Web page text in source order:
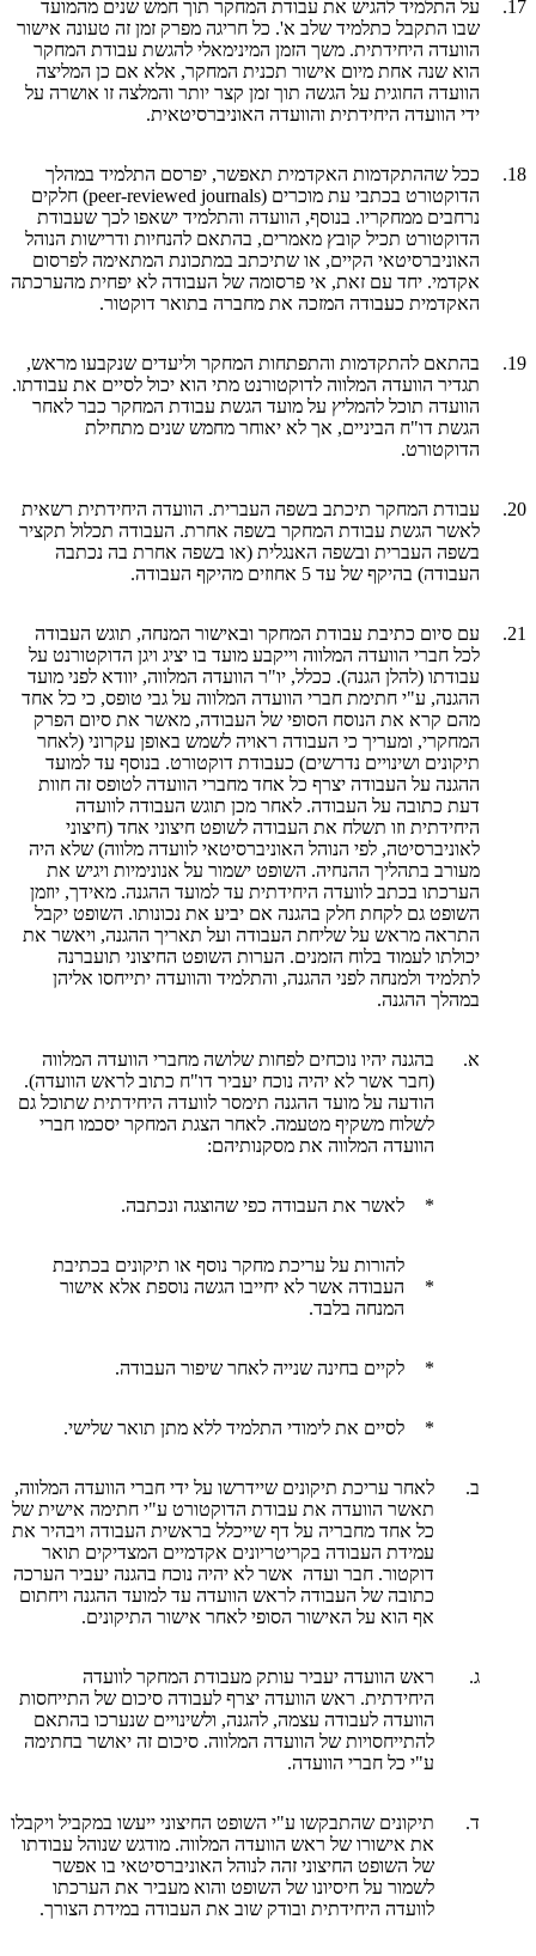
17.
על התלמיד להגיש את עבודת המחקר תוך חמש שנים מהמועד
שבו התקבל כתלמיד שלב א'. כל חריגה מפרק זמן זה טעונה אישור
הוועדה היחידתית. משך הזמן המינימאלי להגשת עבודת המחקר
הוא שנה אחת מיום אישור תכנית המחקר, אלא אם כן המליצה
הוועדה החוגית על הגשה תוך זמן קצר יותר והמלצה זו אושרה על
ידי הוועדה היחידתית והוועדה האוניברסיטאית.
18.
ככל שההתקדמות האקדמית תאפשר, יפרסם התלמיד במהלך
הדוקטורט בכתבי עת מוכרים (peer-reviewed journals) חלקים
נרחבים ממחקריו. בנוסף, הוועדה והתלמיד ישאפו לכך שעבודת
הדוקטורט תכיל קובץ מאמרים, בהתאם להנחיות ודרישות הנוהל
האוניברסיטאי הקיים, או שתיכתב במתכונת המתאימה לפרסום
אקדמי. יחד עם זאת, אי פרסומה של העבודה לא יפחית מהערכתה
האקדמית כעבודה המזכה את מחברה בתואר דוקטור.
19.
בהתאם להתקדמות והתפתחות המחקר וליעדים שנקבעו מראש,
תגדיר הוועדה המלווה לדוקטורנט מתי הוא יכול לסיים את עבודתו.
הוועדה תוכל להמליץ על מועד הגשת עבודת המחקר כבר לאחר
הגשת דו"ח הביניים, אך לא יאוחר מחמש שנים מתחילת
הדוקטורט.
20.
עבודת המחקר תיכתב בשפה העברית. הוועדה היחידתית רשאית
לאשר הגשת עבודת המחקר בשפה אחרת. העבודה תכלול תקציר
בשפה העברית ובשפה האנגלית (או בשפה אחרת בה נכתבה
העבודה) בהיקף של עד 5 אחוזים מהיקף העבודה.
21.
עם סיום כתיבת עבודת המחקר ובאישור המנחה, תוגש העבודה
לכל חברי הוועדה המלווה וייקבע מועד בו יציג ויגן הדוקטורנט על
עבודתו (להלן הגנה). ככלל, יו"ר הוועדה המלווה, יוודא לפני מועד
ההגנה, ע"י חתימת חברי הוועדה המלווה על גבי טופס, כי כל אחד
מהם קרא את הנוסח הסופי של העבודה, מאשר את סיום הפרק
המחקרי, ומעריך כי העבודה ראויה לשמש באופן עקרוני (לאחר
תיקונים ושינויים נדרשים) כעבודת דוקטורט. בנוסף עד למועד
ההגנה על העבודה יצרף כל אחד מחברי הוועדה לטופס זה חוות
דעת כתובה על העבודה. לאחר מכן תוגש העבודה לוועדה
היחידתית וזו תשלח את העבודה לשופט חיצוני אחד (חיצוני
לאוניברסיטה, לפי הנוהל האוניברסיטאי לוועדה מלווה) שלא היה
מעורב בתהליך ההנחיה. השופט ישמור על אנונימיות ויגיש את
הערכתו בכתב לוועדה היחידתית עד למועד ההגנה. מאידך, יוזמן
השופט גם לקחת חלק בהגנה אם יביע את נכונותו. השופט יקבל
התראה מראש על שליחת העבודה ועל תאריך ההגנה, ויאשר את
יכולתו לעמוד בלוח הזמנים. הערות השופט החיצוני תועברנה
לתלמיד ולמנחה לפני ההגנה, והתלמיד והוועדה יתייחסו אליהן
במהלך ההגנה.
א.
בהגנה יהיו נוכחים לפחות שלושה מחברי הוועדה המלווה
(חבר אשר לא יהיה נוכח יעביר דו"ח כתוב לראש הוועדה).
הודעה על מועד ההגנה תימסר לוועדה היחידתית שתוכל גם
לשלוח משקיף מטעמה. לאחר הצגת המחקר יסכמו חברי
הוועדה המלווה את מסקנותיהם:
* לאשר את העבודה כפי שהוצגה ונכתבה.
*
להורות על עריכת מחקר נוסף או תיקונים בכתיבת
העבודה אשר לא יחייבו הגשה נוספת אלא אישור
המנחה בלבד.
* לקיים בחינה שנייה לאחר שיפור העבודה.
* לסיים את לימודי התלמיד ללא מתן תואר שלישי.
ב.
לאחר עריכת תיקונים שיידרשו על ידי חברי הוועדה המלווה,
תאשר הוועדה את עבודת הדוקטורט ע"י חתימה אישית של
כל אחד מחבריה על דף שייכלל בראשית העבודה ויבהיר את
עמידת העבודה בקריטריונים אקדמיים המצדיקים תואר
דוקטור. חבר ועדה אשר לא יהיה נוכח בהגנה יעביר הערכה
כתובה של העבודה לראש הוועדה עד למועד ההגנה ויחתום
אף הוא על האישור הסופי לאחר אישור התיקונים.
ג.
ראש הוועדה יעביר עותק מעבודת המחקר לוועדה
היחידתית. ראש הוועדה יצרף לעבודה סיכום של התייחסות
הוועדה לעבודה עצמה, להגנה, ולשינויים שנערכו בהתאם
להתייחסויות של הוועדה המלווה. סיכום זה יאושר בחתימה
ע"י כל חברי הוועדה.
ד.
תיקונים שהתבקשו ע"י השופט החיצוני ייעשו במקביל ויקבלו
את אישורו של ראש הוועדה המלווה. מודגש שנוהל עבודתו
של השופט החיצוני זהה לנוהל האוניברסיטאי בו אפשר
לשמור על חיסיונו של השופט והוא מעביר את הערכתו
לוועדה היחידתית ובודק שוב את העבודה במידת הצורך.